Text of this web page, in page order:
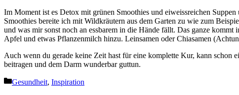
Im Moment ist es Detox mit grünen Smoothies und eiweissreichen
Smoothies bereite ich mit Wildkräutern aus dem Garten zu wie zum
und was mir sonst noch an essbarem in die Hände fällt. Das ganze
Apfel und etwas Pflanzenmilch hinzu. Leinsamen oder Chiasamen
Auch wenn du gerade keine Zeit hast für eine komplette Kur, kann schon
beitragen und dem Darm wunderbar guttun.
Kategorien
Gesundheit, Inspiration